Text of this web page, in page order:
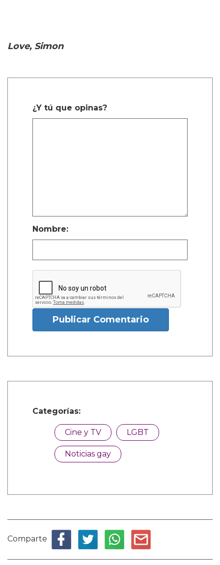
Love, Simon
¿Y tú que opinas?
Nombre:
Publicar Comentario
Categorías:
Cine y TV LGBT
Noticias gay
Comparte